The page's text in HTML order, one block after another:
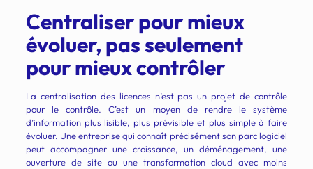
Centraliser pour mieux
évoluer, pas seulement
pour mieux contrôler
La centralisation des licences n’est pas un projet de contrôle
pour le contrôle. C’est un moyen de rendre le système
d’information plus lisible, plus prévisible et plus simple à faire
évoluer. Une entreprise qui connaît précisément son parc logiciel
peut accompagner une croissance, un déménagement, une
ouverture de site ou une transformation cloud avec moins